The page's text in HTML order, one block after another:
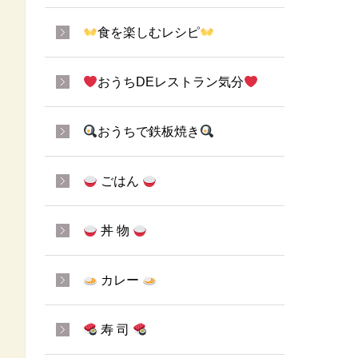
食を楽しむレシピ
おうちDEレストラン気分
おうちで鉄板焼き
ごはん
丼 物
カレー
寿 司